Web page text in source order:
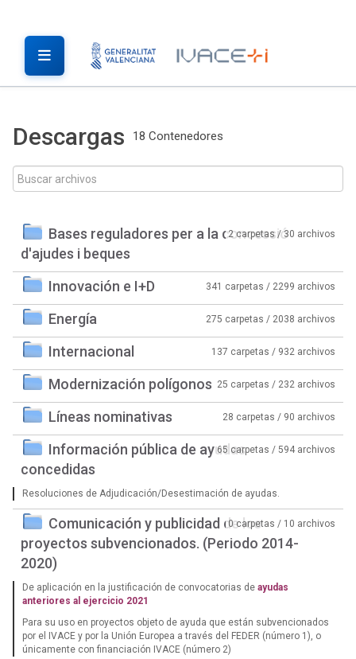
Descargas 18 Contenedores
Bases reguladores per a la concessió
d'ajudes i beques
2 carpetas / 30 archivos
Innovación e I+D 341 carpetas / 2299 archivos
Energía 275 carpetas / 2038 archivos
Internacional 137 carpetas / 932 archivos
Modernización polígonos 25 carpetas / 232 archivos
Líneas nominativas 28 carpetas / 90 archivos
Información pública de ayudas
concedidas
65 carpetas / 594 archivos
Resoluciones de Adjudicación/Desestimación de ayudas.
Comunicación y publicidad de los
proyectos subvencionados. (Periodo 2014-
2020)
0 carpetas / 10 archivos
De aplicación en la justificación de convocatorias de ayudas
anteriores al ejercicio 2021
Para su uso en proyectos objeto de ayuda que están subvencionados
por el IVACE y por la Unión Europea a través del FEDER (número 1), o
únicamente con financiación IVACE (número 2)